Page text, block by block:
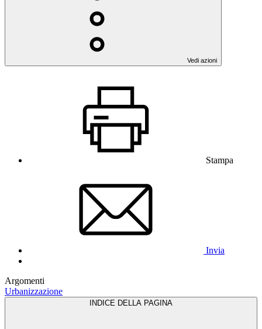
Vedi azioni
Stampa
Invia
Argomenti
Urbanizzazione
INDICE DELLA PAGINA